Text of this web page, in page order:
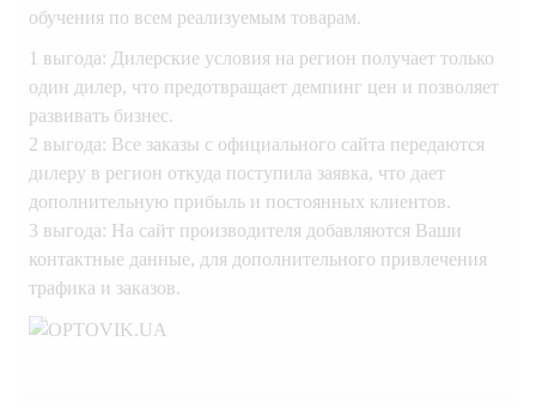
обучения по всем реализуемым товарам.
1 выгода: Дилерские условия на регион получает только
один дилер, что предотвращает демпинг цен и позволяет
развивать бизнес.
2 выгода: Все заказы с официального сайта передаются
дилеру в регион откуда поступила заявка, что дает
дополнительную прибыль и постоянных клиентов.
3 выгода: На сайт производителя добавляются Ваши
контактные данные, для дополнительного привлечения
трафика и заказов.